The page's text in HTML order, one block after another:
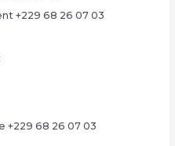
+229 68 26 07 03
+229 68 26 07 03